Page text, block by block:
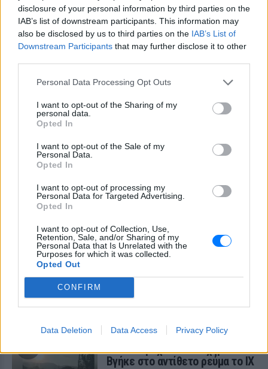
disclosure of your personal information by third parties on the
IAB’s list of downstream participants. This information may
also be disclosed by us to third parties on the IAB’s List of
Downstream Participants that may further disclose it to other
Personal Data Processing Opt Outs
I want to opt-out of the Sharing of my
personal data.
Opted In
I want to opt-out of the Sale of my
Personal Data.
Opted In
I want to opt-out of processing my
Personal Data for Targeted Advertising.
Opted In
I want to opt-out of Collection, Use,
Retention, Sale, and/or Sharing of my
Personal Data that Is Unrelated with the
Purposes for which it was collected.
Opted Out
CONFIRM
Data Deletion Data Access Privacy Policy
«Όταν κατάλαβε τι της ζητούσε,
πάγωσε...»
Πέθανε η influencer Σίντνεϊ Τάουλ σε ηλικία
26 ετών έπειτα από μάχη με σπάνια μορφή
καρκίνου
Τον θάνατο της ανακοίνωσε η μητέρα της, Ελίζαμπεθ
στον λογαριασμό της στο TikTok την Τετάρτη
ΣΉΜΕΡΑ
Η Έβελυν Μητροπούλου έγραψε
ιστορία με ασημένιο μετάλλιο
στο Παγκόσμιο Κ20
αναδείχθηκε δεύτερη στο μήκος με άλμα
στα 6,44μ., σχεδόν ισοφαρίζοντας το
Σέρρες: Βίντεο‑ντοκουμέντο
από το τροχαίο δυστύχημα ‑
Βγήκε στο αντίθετο ρεύμα το ΙΧ